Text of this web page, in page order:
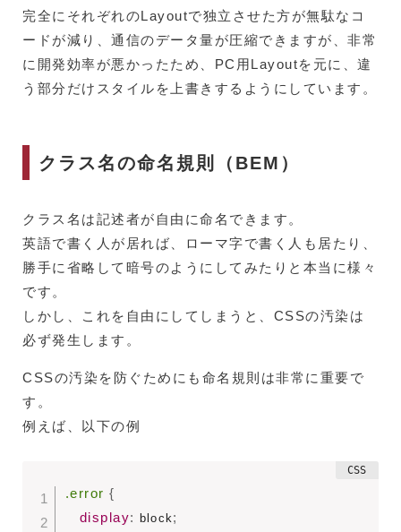
完全にそれぞれのLayoutで独立させた方が無駄なコ
ードが減り、通信のデータ量が圧縮できますが、非常
に開発効率が悪かったため、PC用Layoutを元に、違
う部分だけスタイルを上書きするようにしています。
クラス名の命名規則（BEM）
クラス名は記述者が自由に命名できます。
英語で書く人が居れば、ローマ字で書く人も居たり、
勝手に省略して暗号のようにしてみたりと本当に様々
です。
しかし、これを自由にしてしまうと、CSSの汚染は
必ず発生します。
CSSの汚染を防ぐためにも命名規則は非常に重要で
す。
例えば、以下の例
.error {
display: block;